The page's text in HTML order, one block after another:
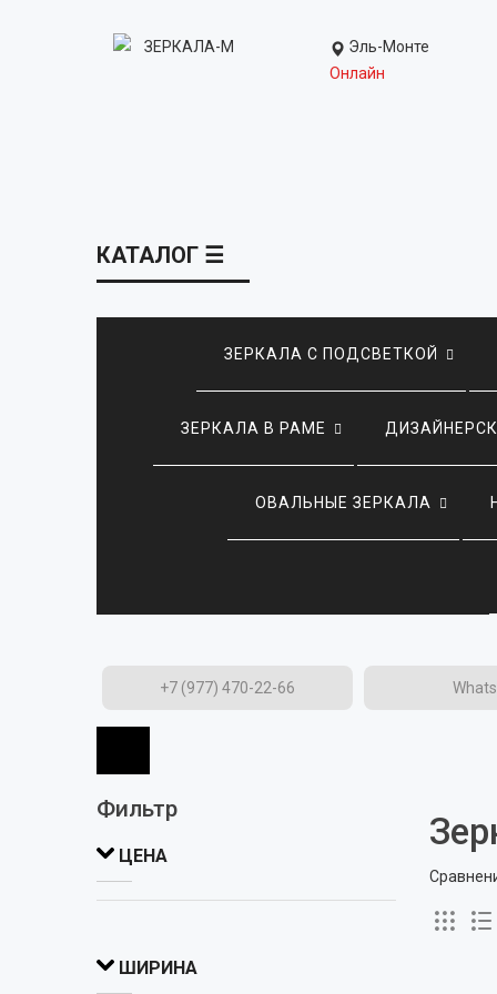
Эль-Монте
Онлайн
КАТАЛОГ ☰
ЗЕРКАЛА С ПОДСВЕТКОЙ
ЗЕРКАЛА В РАМЕ
ОВАЛЬНЫЕ ЗЕРКАЛА
+7 (977) 470-22-66
Фильтр
ЦЕНА
ШИРИНА